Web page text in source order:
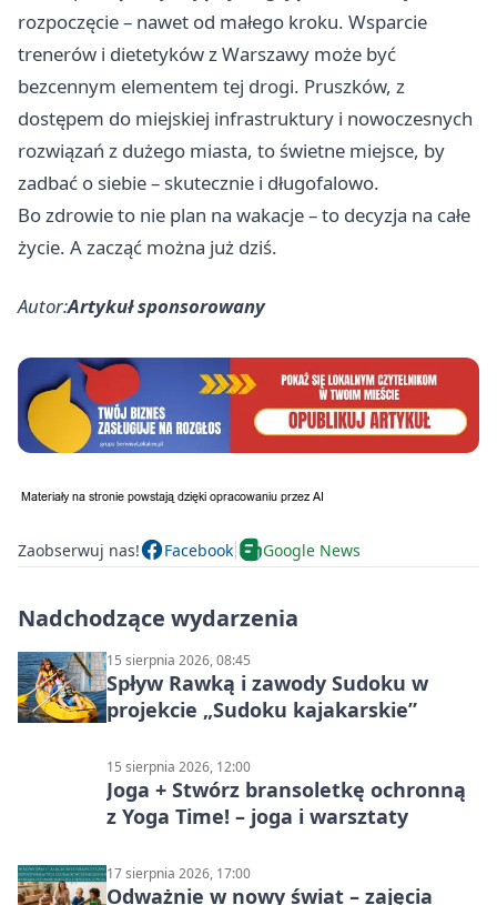
rozpoczęcie – nawet od małego kroku. Wsparcie
trenerów i dietetyków z Warszawy może być
bezcennym elementem tej drogi. Pruszków, z
dostępem do miejskiej infrastruktury i nowoczesnych
rozwiązań z dużego miasta, to świetne miejsce, by
zadbać o siebie – skutecznie i długofalowo.
Bo zdrowie to nie plan na wakacje – to decyzja na całe
życie. A zacząć można już dziś.
Autor:Artykuł sponsorowany
Zaobserwuj nas! Facebook Google News
Nadchodzące wydarzenia
15 sierpnia 2026, 08:45
Spływ Rawką i zawody Sudoku w
projekcie „Sudoku kajakarskie”
15 sierpnia 2026, 12:00
Joga + Stwórz bransoletkę ochronną
z Yoga Time! – joga i warsztaty
17 sierpnia 2026, 17:00
Odważnie w nowy świat – zajęcia